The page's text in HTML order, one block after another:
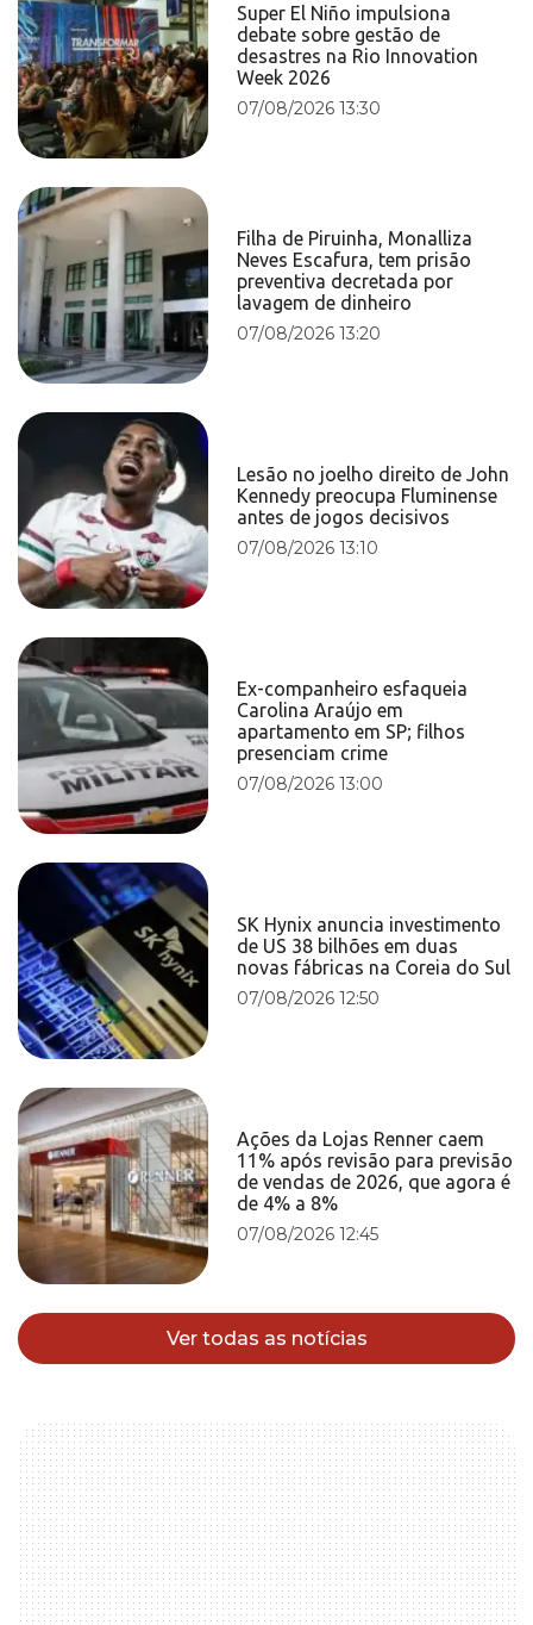
Super El Niño impulsiona
debate sobre gestão de
desastres na Rio Innovation
Week 2026
07/08/2026 13:30
Filha de Piruinha, Monalliza
Neves Escafura, tem prisão
preventiva decretada por
lavagem de dinheiro
07/08/2026 13:20
Lesão no joelho direito de John
Kennedy preocupa Fluminense
antes de jogos decisivos
07/08/2026 13:10
Ex-companheiro esfaqueia
Carolina Araújo em
apartamento em SP; filhos
presenciam crime
07/08/2026 13:00
SK Hynix anuncia investimento
de US 38 bilhões em duas
novas fábricas na Coreia do Sul
07/08/2026 12:50
Ações da Lojas Renner caem
11% após revisão para previsão
de vendas de 2026, que agora é
de 4% a 8%
07/08/2026 12:45
Ver todas as notícias